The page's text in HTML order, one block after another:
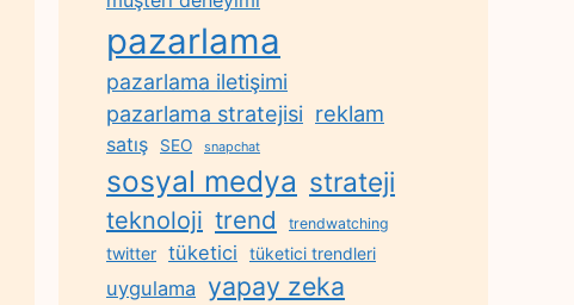
pazarlama
pazarlama iletişimi
pazarlama stratejisi reklam
satış SEO snapchat
sosyal medya strateji
teknoloji trend trendwatching
twitter tüketici tüketici trendleri
uygulama yapay zeka